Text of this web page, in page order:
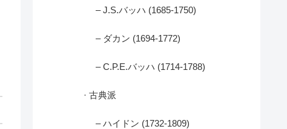
– J.S.バッハ (1685-1750)
– ダカン (1694-1772)
– C.P.E.バッハ (1714-1788)
· 古典派
– ハイドン (1732-1809)